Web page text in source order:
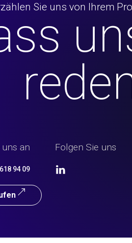
Sie uns von Ihrem
an
94 09
Folgen Sie uns